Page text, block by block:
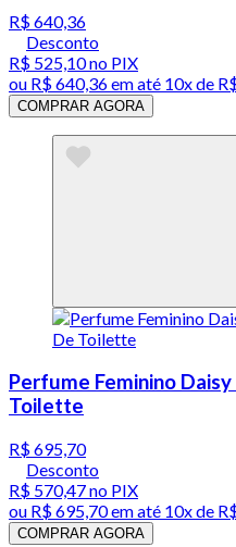
R$ 640,36
Desconto
R$ 525,10no PIX
ou R$ 640,36em até 10x de
COMPRAR AGORA
Perfume Feminino
Toilette
R$ 695,70
Desconto
R$ 570,47no PIX
ou R$ 695,70em até 10x de
COMPRAR AGORA